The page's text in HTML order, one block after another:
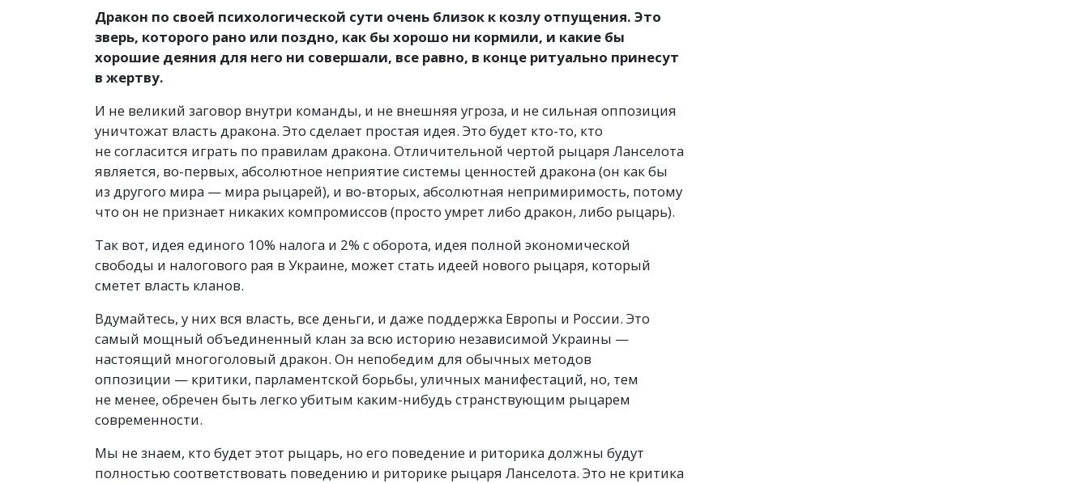
Дракон по своей психологической сути очень близок к козлу отпущения. Это
зверь, которого рано или поздно, как бы хорошо ни кормили, и какие бы
хорошие деяния для него ни совершали, все равно, в конце ритуально принесут
в жертву.
И не великий заговор внутри команды, и не внешняя угроза, и не сильная оппозиция
уничтожат власть дракона. Это сделает простая идея. Это будет кто-то, кто
не согласится играть по правилам дракона. Отличительной чертой рыцаря Ланселота
является, во-первых, абсолютное неприятие системы ценностей дракона(он как бы
из другого мира — мира рыцарей), и во-вторых, абсолютная непримиримость, потому
что он не признает никаких компромиссов (просто умрет либо дракон, либо рыцарь).
Так вот, идея единого 10% налога и 2% с оборота, идея полной экономической
свободы и налогового рая в Украине, может стать идеей нового рыцаря, который
сметет власть кланов.
Вдумайтесь, у них вся власть, все деньги, и даже поддержка Европы и России. Это
самый мощный объединенный клан за всю историю независимой Украины —
настоящий многоголовый дракон. Он непобедим для обычных методов
оппозиции — критики, парламентской борьбы, уличных манифестаций, но, тем
не менее, обречен быть легко убитым каким-нибудь странствующим рыцарем
современности.
Мы не знаем, кто будет этот рыцарь, но его поведение и риторика должны будут
полностью соответствовать поведению и риторике рыцаря Ланселота. Это не критика